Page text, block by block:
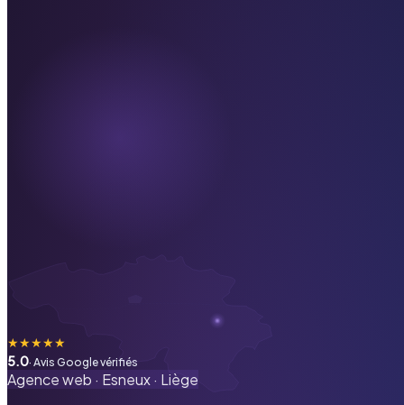
★★★★★
5.0· Avis Google vérifiés
Agence web · Esneux· Liège